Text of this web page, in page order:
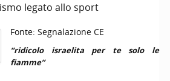
legato allo sport
Fonte: Segnalazione CE
“ridicolo israelita per te solo le
fiamme”